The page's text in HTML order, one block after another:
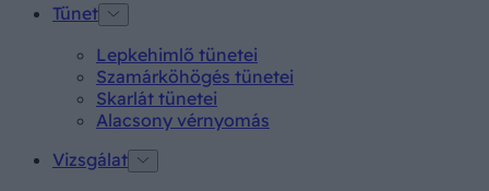
Tünet
Lepkehimlő tünetei
Szamárköhögés tünetei
Skarlát tünetei
Alacsony vérnyomás
Vizsgálat